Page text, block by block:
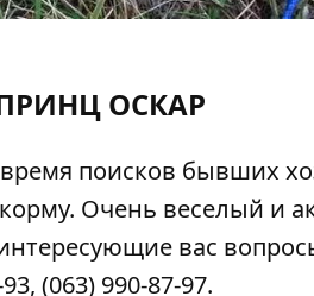
ОСКАР
поисков бывших
Очень веселый и
вас
(063) 990-87-97.